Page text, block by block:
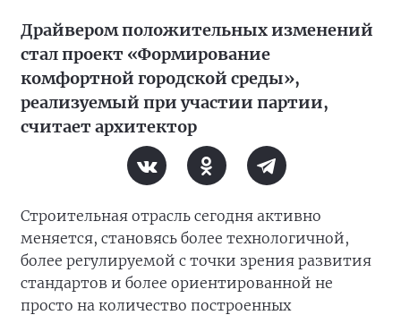
Драйвером положительных изменений
стал проект «Формирование
комфортной городской среды»,
реализуемый при участии партии,
считает архитектор
Строительная отрасль сегодня активно
меняется, становясь более технологичной,
более регулируемой с точки зрения развития
стандартов и более ориентированной не
просто на количество построенных